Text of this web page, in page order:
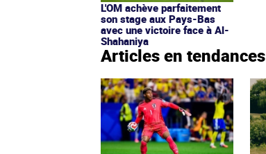
L'OM achève parfaitement
son stage aux Pays-Bas
avec une victoire face à Al-
Shahaniya
Articles en tendances